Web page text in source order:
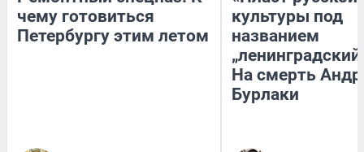
чему готовиться
Петербургу этим летом
культуры под
названием
На смерть
Бурлаки